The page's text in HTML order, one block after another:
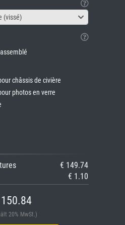
(vissé)
châssis de civière
photos en verre
€ 149.74
€ 1.10
20% MwSt.)